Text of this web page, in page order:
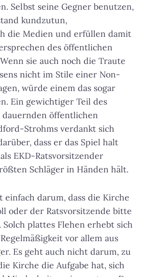
Selbst seine Gegner benutzen,
kundzutun,
die Medien und erfüllen damit
des öffentlichen
sie auch noch die Traute
nicht im Stile einer Non-
würde einem das sogar
Ein gewichtiger Teil des
öffentlichen
Strohms verdankt sich
dass er das Spiel halt
EKD-Ratsvorsitzender
Schläger in Händen hält.
einfach darum, dass die Kirche
oder der Ratsvorsitzende bitte
Solch plattes Flehen erhebt sich
vor allem aus
Es geht auch nicht darum, zu
Kirche die Aufgabe hat, sich